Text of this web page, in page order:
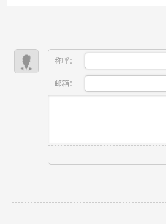
称呼：
邮箱：